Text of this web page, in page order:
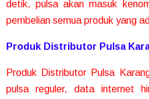
detik, pulsa akan masuk
pembelian semua produk yang
Produk Distributor Pulsa
Produk Distributor Pulsa
pulsa reguler, data internet